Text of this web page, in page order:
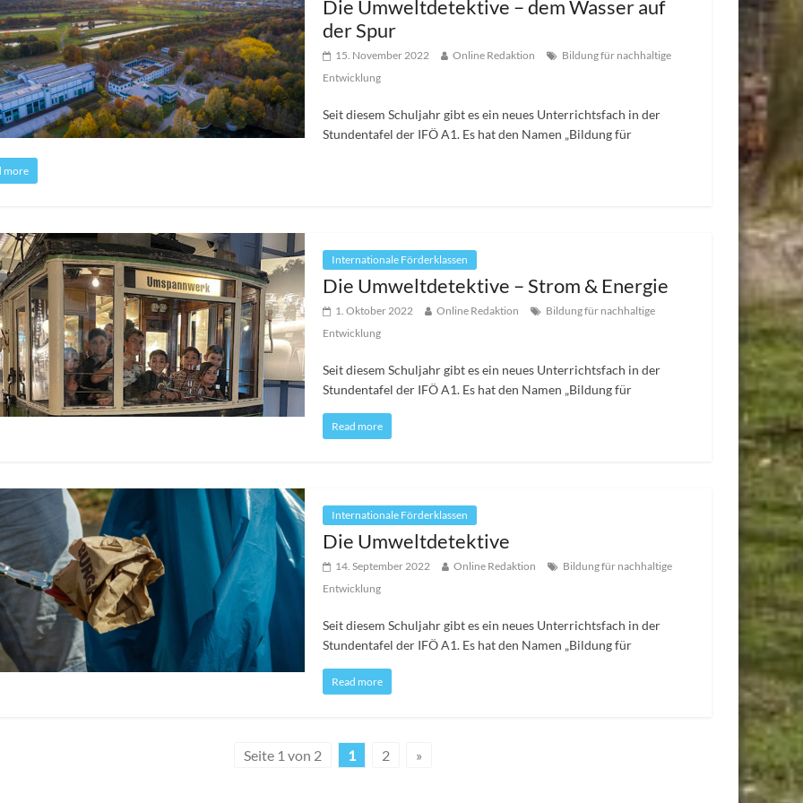
Die Umweltdetektive – dem Wasser auf
der Spur
15. November 2022 Online Redaktion
Bildung für nachhaltige
Entwicklung
Seit diesem Schuljahr gibt es ein neues Unterrichtsfach in der
Stundentafel der IFÖ A1. Es hat den Namen „Bildung für
more
Internationale Förderklassen
Die Umweltdetektive – Strom & Energie
1. Oktober 2022 Online Redaktion
Bildung für nachhaltige
Entwicklung
Seit diesem Schuljahr gibt es ein neues Unterrichtsfach in der
Stundentafel der IFÖ A1. Es hat den Namen „Bildung für
Read more
Internationale Förderklassen
Die Umweltdetektive
14. September 2022 Online Redaktion
Bildung für nachhaltige
Entwicklung
Seit diesem Schuljahr gibt es ein neues Unterrichtsfach in der
Stundentafel der IFÖ A1. Es hat den Namen „Bildung für
Read more
Seite 1 von 2 1 2 »